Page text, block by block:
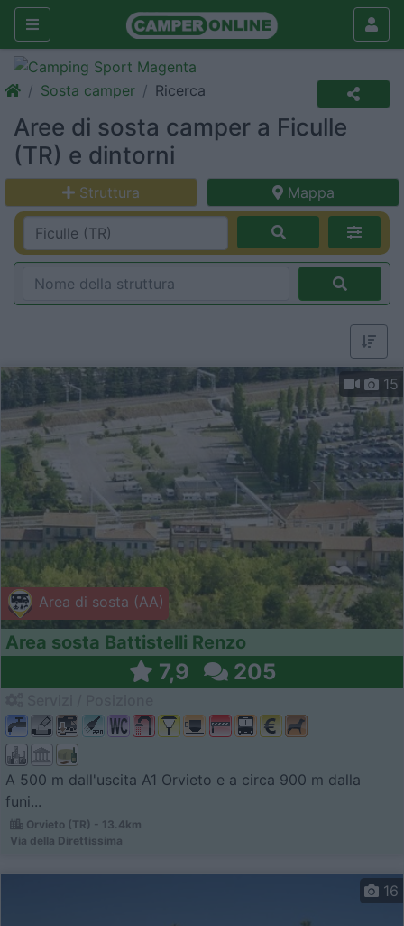
Sosta camper Ricerca
Aree di sosta camper a Ficulle
(TR) e dintorni
Struttura Mappa
Area di sosta (AA)
15
Area sosta Battistelli Renzo
7,9 205
A 500 m dall'uscita A1 Orvieto e a circa 900 m dalla
funi...
Orvieto (TR) - 13.4km
Via della Direttissima
16